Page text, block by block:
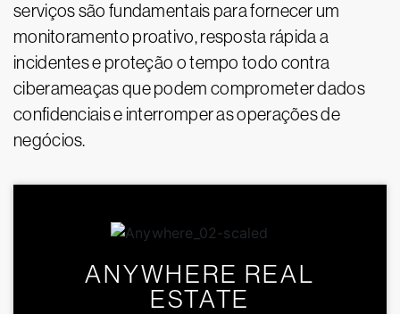
serviços são fundamentais para fornecer um
monitoramento proativo, resposta rápida a
incidentes e proteção o tempo todo contra
ciberameaças que podem comprometer dados
confidenciais e interromper as operações de
negócios.
ANYWHERE REAL
ESTATE